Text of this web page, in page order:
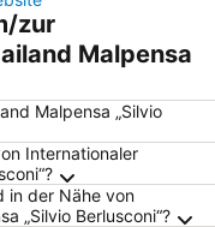
zur
Malpensa
Malpensa „Silvio
Internationaler
in der Nähe von
„Silvio Berlusconi“?